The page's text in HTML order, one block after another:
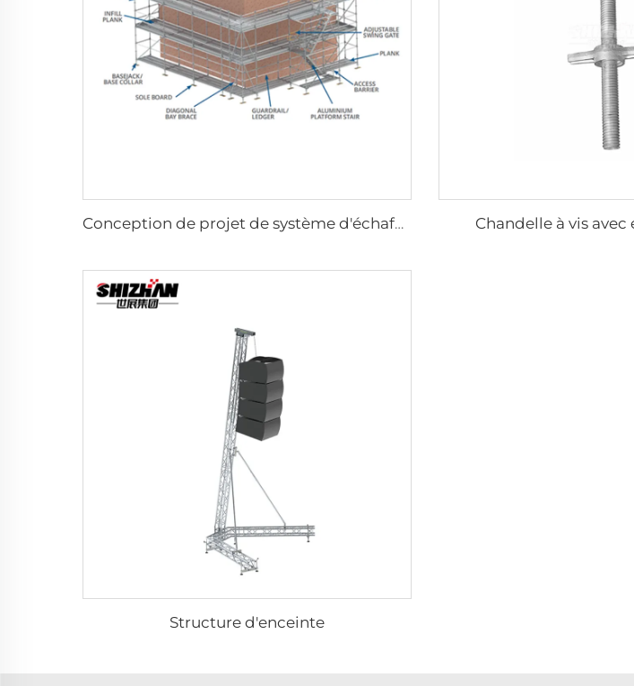
Conception de projet de système d'échafaudage pour le bâtiment Chandelle à vis
Structure d'enceinte